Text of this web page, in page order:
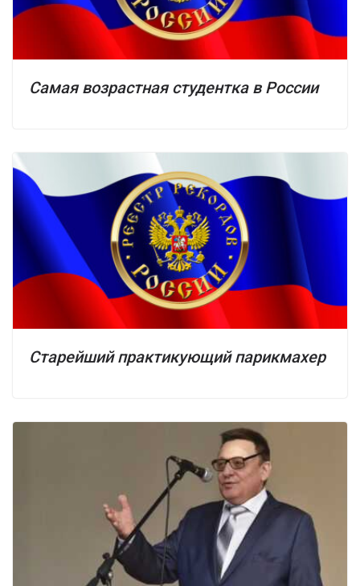
Самая возрастная студентка в России
Старейший практикующий парикмахер